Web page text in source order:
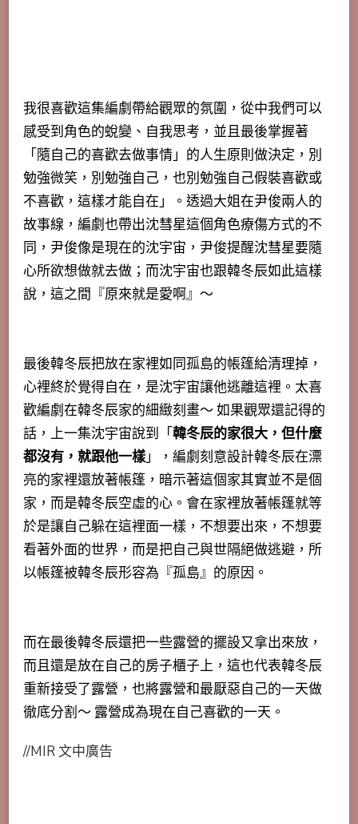
我很喜歡這集編劇帶給觀眾的氛圍，從中我們可以
感受到角色的蛻變、自我思考，並且最後掌握著
「隨自己的喜歡去做事情」的人生原則做決定，別
勉強微笑，別勉強自己，也別勉強自己假裝喜歡或
不喜歡，這樣才能自在」
。透過大姐在尹俊兩人的
故事線，編劇也帶出沈彗星這個角色療傷方式的不
同，尹俊像是現在的沈宇宙，尹俊提醒沈彗星要隨
心所欲想做就去做；而沈宇宙也跟韓冬辰如此這樣
說，這之間『原來就是愛啊』～
最後韓冬辰把放在家裡如同孤島的帳篷給清理掉，
心裡終於覺得自在，是沈宇宙讓他逃離這裡。太喜
歡編劇在韓冬辰家的細緻刻畫～ 如果觀眾還記得的
話，上一集沈宇宙說到「韓冬辰的家很大，但什麼
都沒有，就跟他一樣」，編劇刻意設計韓冬辰在漂
亮的家裡還放著帳篷，暗示著這個家其實並不是個
家，而是韓冬辰空虛的心。會在家裡放著帳篷就等
於是讓自己躲在這裡面一樣，不想要出來，不想要
看著外面的世界，而是把自己與世隔絕做逃避，所
以帳篷被韓冬辰形容為『孤島』的原因。
而在最後韓冬辰還把一些露營的擺設又拿出來放，
而且還是放在自己的房子櫃子上，這也代表韓冬辰
重新接受了露營，也將露營和最厭惡自己的一天做
徹底分割～ 露營成為現在自己喜歡的一天。
//MIR 文中廣告